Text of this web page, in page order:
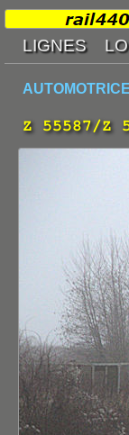
Z 55587/Z